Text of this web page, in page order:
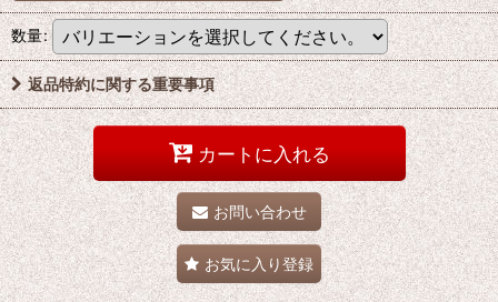
数量:
返品特約に関する重要事項
カートに入れる
お問い合わせ
お気に入り登録